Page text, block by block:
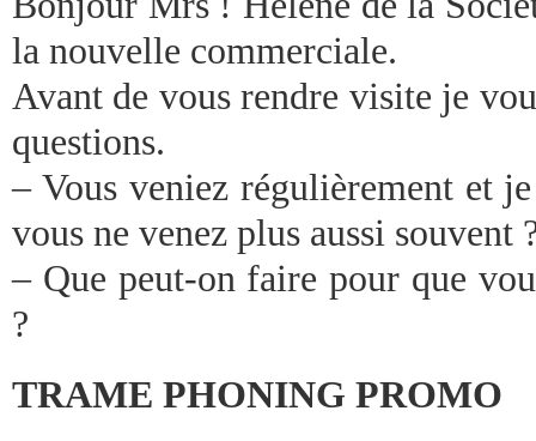
la nouvelle commerciale.
Avant de vous rendre visite je
questions.
– Vous veniez régulièrement et
vous ne venez plus aussi souvent
– Que peut-on faire pour que
?
TRAME PHONING PROMO